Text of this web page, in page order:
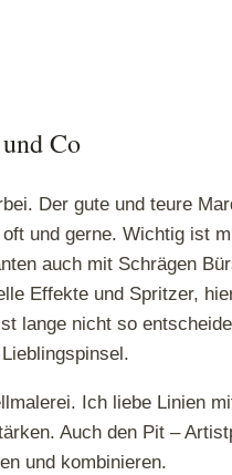
Co
Der gute und teure
und gerne. Wichtig ist
auch mit Schrägen
Effekte und Spritzer,
lange nicht so
Ich liebe Linien
Auch den Pit –
und kombinieren.